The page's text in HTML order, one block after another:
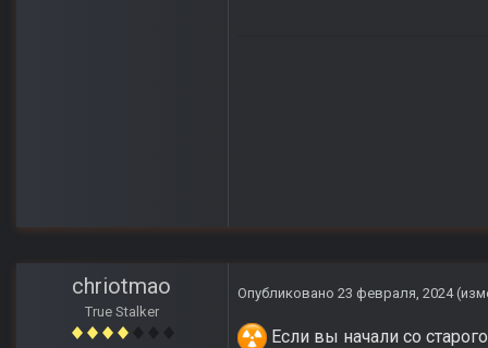
chriotmao
True Stalker
Опубликовано 23 февраля, 2024
Если вы начали со